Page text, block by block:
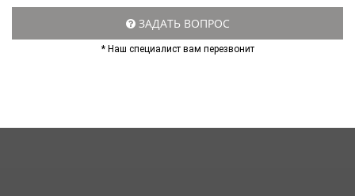
ЗАДАТЬ ВОПРОС
* Наш специалист вам перезвонит